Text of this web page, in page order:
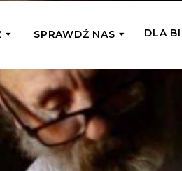
w których
JEDNORAZOWO
Kalorie
dziecku posiłek z okazji Dnia
SPRAWDŹ NAS
Zespół Fundacji
Poznaj listonoszy
Ciebie wsparcia
Jak pomagamy
DLA